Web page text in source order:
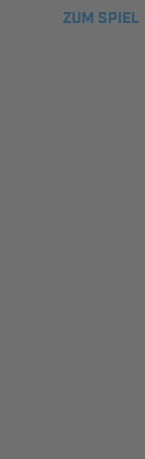
ZUM SPIEL